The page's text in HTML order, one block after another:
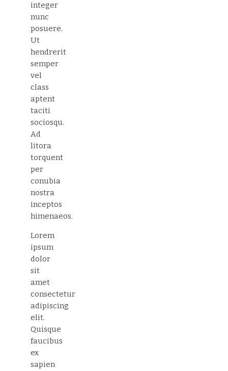
integer
nunc
posuere.
Ut
hendrerit
semper
vel
class
aptent
taciti
sociosqu.
Ad
litora
torquent
per
conubia
nostra
inceptos
himenaeos.
Lorem
ipsum
dolor
sit
amet
consectetur
adipiscing
elit.
Quisque
faucibus
ex
sapien